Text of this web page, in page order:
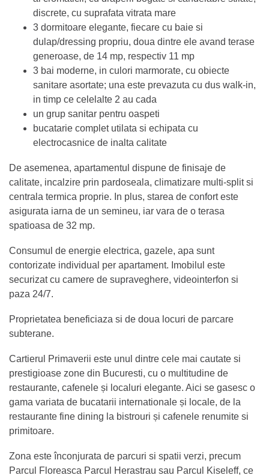
discrete, cu suprafata vitrata mare
3 dormitoare elegante, fiecare cu baie si
dulap/dressing propriu, doua dintre ele avand terase
generoase, de 14 mp, respectiv 11 mp
3 bai moderne, in culori marmorate, cu obiecte
sanitare asortate; una este prevazuta cu dus walk-in,
in timp ce celelalte 2 au cada
un grup sanitar pentru oaspeti
bucatarie complet utilata si echipata cu
electrocasnice de inalta calitate
De asemenea, apartamentul dispune de finisaje de
calitate, incalzire prin pardoseala, climatizare multi-split si
centrala termica proprie. In plus, starea de confort este
asigurata iarna de un semineu, iar vara de o terasa
spatioasa de 32 mp.
Consumul de energie electrica, gazele, apa sunt
contorizate individual per apartament. Imobilul este
securizat cu camere de supraveghere, videointerfon si
paza 24/7.
Proprietatea beneficiaza si de doua locuri de parcare
subterane.
Cartierul Primaverii este unul dintre cele mai cautate si
prestigioase zone din Bucuresti, cu o multitudine de
restaurante, cafenele și localuri elegante. Aici se gasesc o
gama variata de bucatarii internationale și locale, de la
restaurante fine dining la bistrouri și cafenele renumite si
primitoare.
Zona este înconjurata de parcuri si spatii verzi, precum
Parcul Floreasca Parcul Herastrau sau Parcul Kiseleff, ce